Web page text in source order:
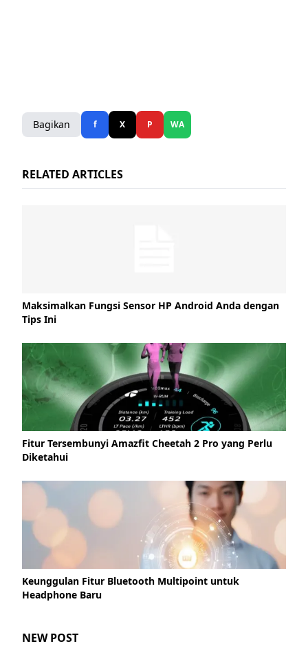
Bagikan f X P WA
RELATED ARTICLES
Maksimalkan Fungsi Sensor HP Android Anda dengan
Tips Ini
Fitur Tersembunyi Amazfit Cheetah 2 Pro yang Perlu
Diketahui
Keunggulan Fitur Bluetooth Multipoint untuk
Headphone Baru
NEW POST